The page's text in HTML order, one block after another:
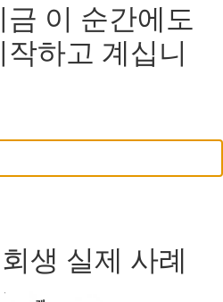
이 순간에도
하고 계십니
생 실제 사례